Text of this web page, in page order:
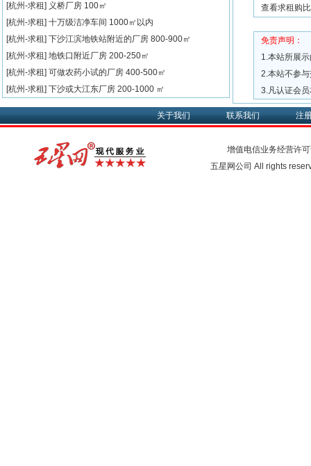
查看求租购
免责声明：
1.本站所展
2.本站不参
3.凡认证会
[杭州-求租] 义桥厂房 100㎡
[杭州-求租] 十万级洁净车间 1000㎡以内
[杭州-求租] 下沙江滨地铁站附近的厂房 800-900㎡
[杭州-求租] 地铁口附近厂房 200-250㎡
[杭州-求租] 可做农药小试的厂房 400-500㎡
[杭州-求租] 下沙或大江东厂房 200-1000 ㎡
关于我们 联系我们 注
增值电信业务经营许
五星网公司 All rights